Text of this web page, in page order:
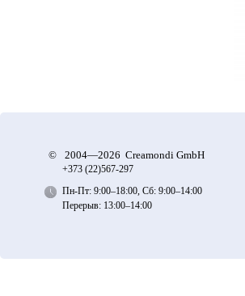
© 2004—2026 Creamondi GmbH
+373 (22)567-297
Пн-Пт: 9:00–18:00, Сб: 9:00–14:00
Перерыв: 13:00–14:00